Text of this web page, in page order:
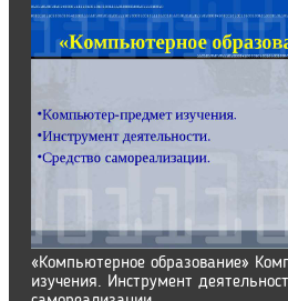
«Компьютерное образование»
изучения. Инструмент